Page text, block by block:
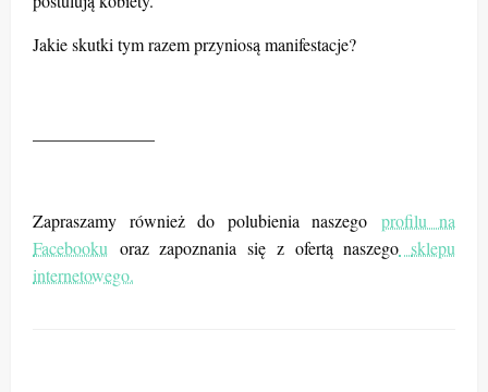
Jakie skutki tym razem przyniosą manifestacje?
Zapraszamy również do polubienia naszego profilu na
Facebooku oraz zapoznania się z ofertą naszego sklepu
internetowego.